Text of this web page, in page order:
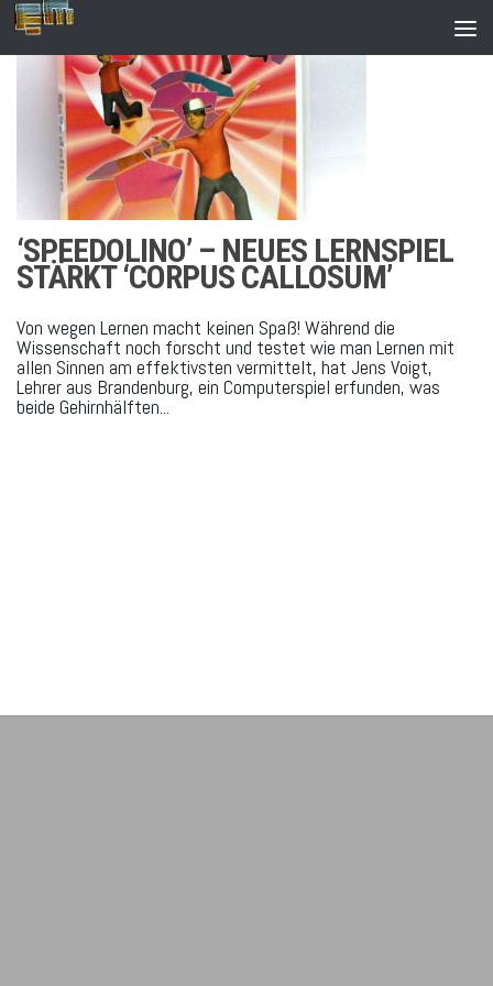
Zum Inhalt springen
‘SPEEDOLINO’ – NEUES LERNSPIEL
STÄRKT ‘CORPUS CALLOSUM’
Von wegen Lernen macht keinen Spaß! Während die
Wissenschaft noch forscht und testet wie man Lernen mit
allen Sinnen am effektivsten vermittelt, hat Jens Voigt,
Lehrer aus Brandenburg, ein Computerspiel erfunden, was
beide Gehirnhälften...